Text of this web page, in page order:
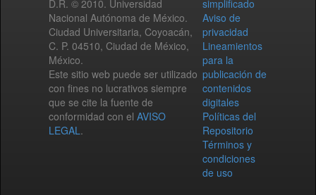
D.R. © 2010. Universidad
Nacional Autónoma de México.
Ciudad Universitaria, Coyoacán,
C. P. 04510, Ciudad de México,
México.
Este sitio web puede ser utilizado
con fines no lucrativos siempre
que se cite la fuente de
conformidad con el AVISO
LEGAL.
simplificado
Aviso de
privacidad
Lineamientos
para la
publicación de
contenidos
digitales
Políticas del
Repositorio
Términos y
condiciones
de uso